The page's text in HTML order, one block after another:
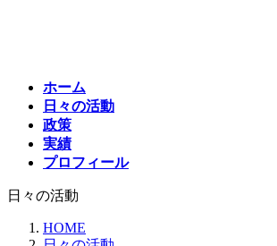
ホーム
日々の活動
政策
実績
プロフィール
日々の活動
HOME